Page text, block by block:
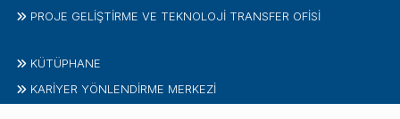
PROJE GELIŞTIRME VE TEKNOLOJI TRANSFER OFISI
KÜTÜPHANE
KARİYER YÖNLENDİRME MERKEZİ